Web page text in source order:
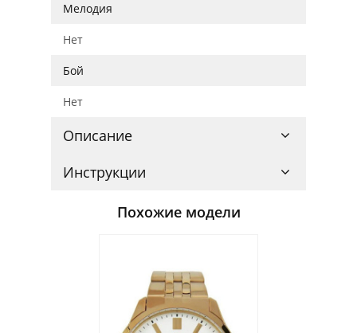
Мелодия
Нет
Бой
Нет
Описание
Инструкции
Похожие модели